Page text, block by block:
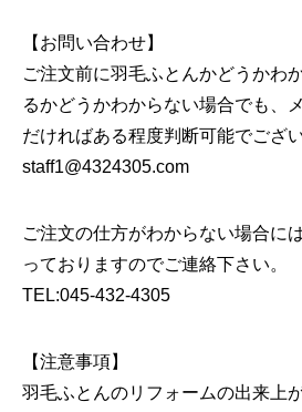
【お問い合わせ】
ご注文前に羽毛ふとんかどうかわ
るかどうかわからない場合でも、
だければある程度判断可能でござい
staff1@4324305.com
ご注文の仕方がわからない場合に
っておりますのでご連絡下さい。
TEL:045-432-4305
【注意事項】
羽毛ふとんのリフォームの出来上